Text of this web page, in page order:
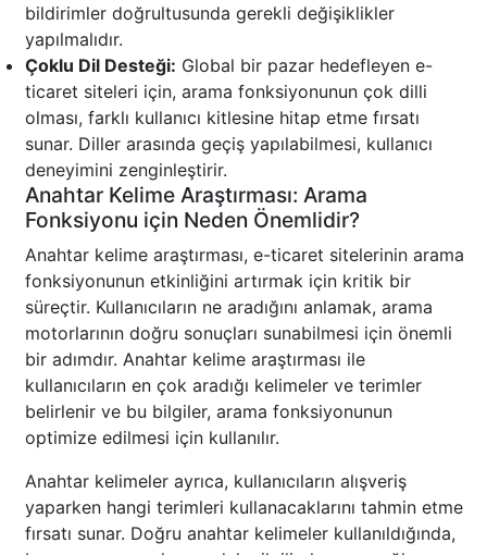
bildirimler doğrultusunda gerekli değişiklikler
yapılmalıdır.
Çoklu Dil Desteği: Global bir pazar hedefleyen e-
ticaret siteleri için, arama fonksiyonunun çok dilli
olması, farklı kullanıcı kitlesine hitap etme fırsatı
sunar. Diller arasında geçiş yapılabilmesi, kullanıcı
deneyimini zenginleştirir.
Anahtar Kelime Araştırması: Arama
Fonksiyonu için Neden Önemlidir?
Anahtar kelime araştırması, e-ticaret sitelerinin arama
fonksiyonunun etkinliğini artırmak için kritik bir
süreçtir. Kullanıcıların ne aradığını anlamak, arama
motorlarının doğru sonuçları sunabilmesi için önemli
bir adımdır. Anahtar kelime araştırması ile
kullanıcıların en çok aradığı kelimeler ve terimler
belirlenir ve bu bilgiler, arama fonksiyonunun
optimize edilmesi için kullanılır.
Anahtar kelimeler ayrıca, kullanıcıların alışveriş
yaparken hangi terimleri kullanacaklarını tahmin etme
fırsatı sunar. Doğru anahtar kelimeler kullanıldığında,